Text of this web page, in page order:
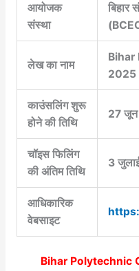
आयोजक
संस्था
बिहार
लेख का नाम
Bihar
2025
काउंसलिंग शुरू
होने की तिथि
27
चॉइस फिलिंग
की अंतिम तिथि
3
आधिकारिक
वेबसाइट
Bihar Polytechnic